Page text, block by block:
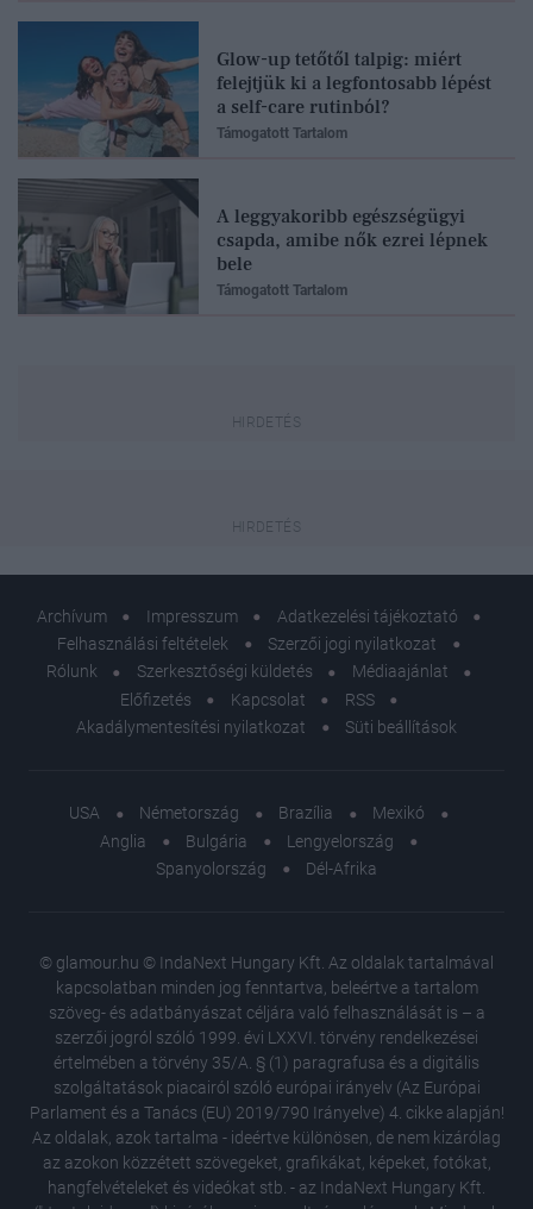
Glow-up tetőtől talpig: miért
felejtjük ki a legfontosabb lépést
a self-care rutinból?
Támogatott Tartalom
A leggyakoribb egészségügyi
csapda, amibe nők ezrei lépnek
bele
Támogatott Tartalom
Archívum Impresszum
Adatkezelési tájékoztató
Felhasználási feltételek
Szerzői jogi nyilatkozat
Rólunk
Szerkesztőségi küldetés
Médiaajánlat
Előfizetés
Kapcsolat
RSS
Akadálymentesítési nyilatkozat
Süti beállítások
USA Németország Brazília
Mexikó
Anglia
Bulgária
Lengyelország
Spanyolország
Dél-Afrika
© glamour.hu © IndaNext Hungary Kft. Az oldalak tartalmával
kapcsolatban minden jog fenntartva, beleértve a tartalom
szöveg- és adatbányászat céljára való felhasználását is – a
szerzői jogról szóló 1999. évi LXXVI. törvény rendelkezései
értelmében a törvény 35/A. § (1) paragrafusa és a digitális
szolgáltatások piacairól szóló európai irányelv (Az Európai
Parlament és a Tanács (EU) 2019/790 Irányelve) 4. cikke alapján!
Az oldalak, azok tartalma - ideértve különösen, de nem kizárólag
az azokon közzétett szövegeket, grafikákat, képeket, fotókat,
hangfelvételeket és videókat stb. - az IndaNext Hungary Kft.